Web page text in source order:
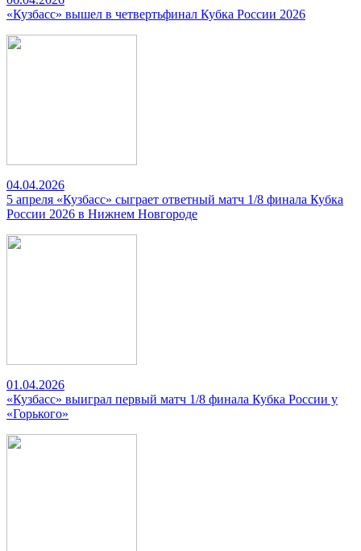
«Кузбасс» вышел в четвертьфинал Кубка России 2026
04.04.2026
5 апреля «Кузбасс» сыграет ответный матч 1/8 финала Кубка
России 2026 в Нижнем Новгороде
01.04.2026
«Кузбасс» выиграл первый матч 1/8 финала Кубка России у
«Горького»